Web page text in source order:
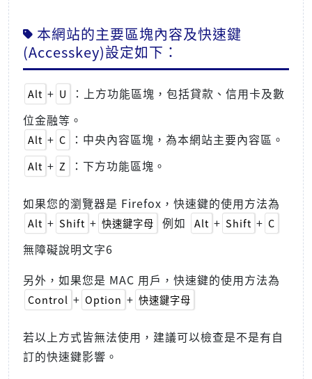
本網站的主要區塊內容及快速鍵
(Accesskey)設定如下：
Alt + U
：上方功能區塊，包括貸款、信用卡及數
位金融等。
Alt + C ：中央內容區塊，為本網站主要內容區。
Alt + Z ：下方功能區塊。
如果您的瀏覽器是 Firefox，快速鍵的使用方法為
Alt + Shift + 快速鍵字母 例如 Alt + Shift + C
無障礙說明文字6
另外，如果您是 MAC 用戶，快速鍵的使用方法為
Control + Option + 快速鍵字母
若以上方式皆無法使用，建議可以檢查是不是有自
訂的快速鍵影響。